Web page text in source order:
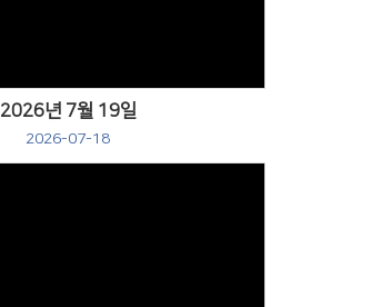
2026년 7월 19일
2026-07-18